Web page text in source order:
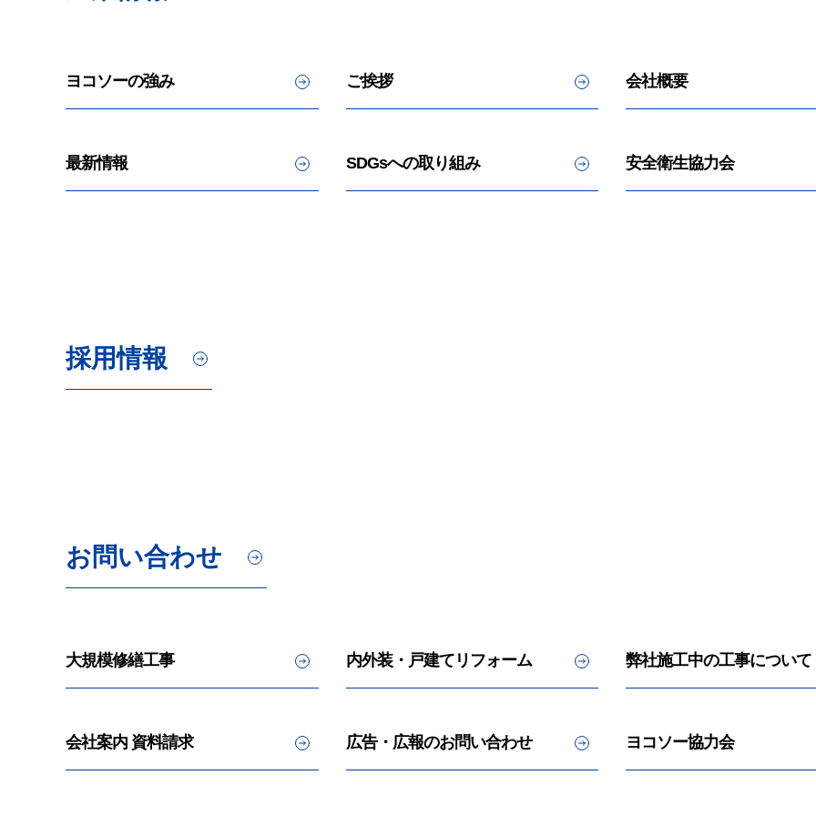
ヨコソーの強み ご挨拶 会社概要
最新情報 SDGsへの取り組み 安全衛生協力会
採用情報
お問い合わせ
大規模修繕工事 内外装・戸建てリフォーム 弊社施工中の工事について
会社案内 資料請求 広告・広報のお問い合わせ ヨコソー協力会